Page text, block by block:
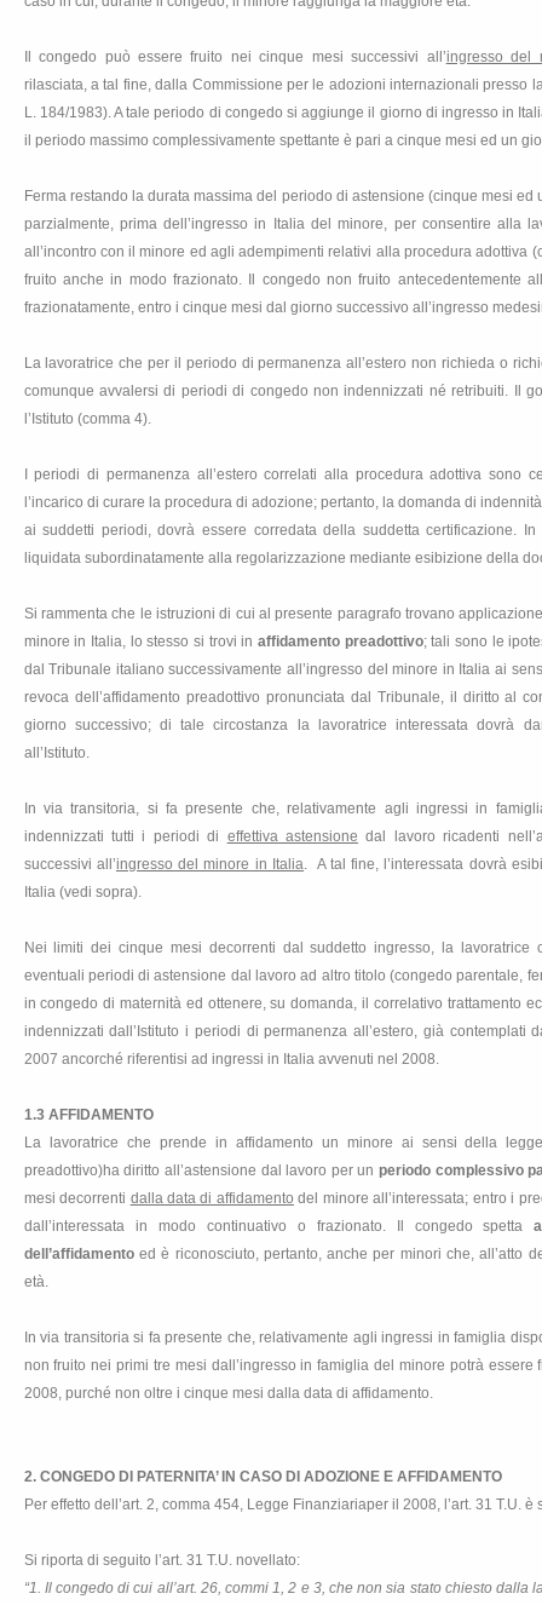
Il congedo può essere fruito nei cinque mesi successivi all’ingresso del
rilasciata, a tal fine, dalla Commissione per le adozioni internazionali presso
L. 184/1983). A tale periodo di congedo si aggiunge il giorno di ingresso in
il periodo massimo complessivamente spettante è pari a cinque mesi ed un
Ferma restando la durata massima del periodo di astensione (cinque mesi
parzialmente, prima dell’ingresso in Italia del minore, per consentire alla
all’incontro con il minore ed agli adempimenti relativi alla procedura adottiva
fruito anche in modo frazionato. Il congedo non fruito antecedentemente
frazionatamente, entro i cinque mesi dal giorno successivo all’ingresso
La lavoratrice che per il periodo di permanenza all’estero non richieda o
comunque avvalersi di periodi di congedo non indennizzati né retribuiti. Il
l’Istituto (comma 4).
I periodi di permanenza all’estero correlati alla procedura adottiva sono
l’incarico di curare la procedura di adozione; pertanto, la domanda di
ai suddetti periodi, dovrà essere corredata della suddetta certificazione.
liquidata subordinatamente alla regolarizzazione mediante esibizione della
Si rammenta che le istruzioni di cui al presente paragrafo trovano
minore in Italia, lo stesso si trovi in affidamento preadottivo; tali sono le
dal Tribunale italiano successivamente all’ingresso del minore in Italia ai
revoca dell’affidamento preadottivo pronunciata dal Tribunale, il diritto al
giorno successivo; di tale circostanza la lavoratrice interessata dovrà
all’Istituto.
In via transitoria, si fa presente che, relativamente agli ingressi in
indennizzati tutti i periodi di effettiva astensione dal lavoro ricadenti
successivi all’ingresso del minore in Italia. A tal fine, l’interessata dovrà
Italia (vedi sopra).
Nei limiti dei cinque mesi decorrenti dal suddetto ingresso, la
eventuali periodi di astensione dal lavoro ad altro titolo (congedo parentale,
in congedo di maternità ed ottenere, su domanda, il correlativo trattamento
indennizzati dall’Istituto i periodi di permanenza all’estero, già contemplati
2007 ancorché riferentisi ad ingressi in Italia avvenuti nel 2008.
1.3 AFFIDAMENTO
La lavoratrice che prende in affidamento un minore ai sensi della
preadottivo)ha diritto all’astensione dal lavoro per unperiodo complessivo
mesi decorrenti dalla data di affidamento del minore all’interessata; entro i
dall’interessata in modo continuativo o frazionato. Il congedo spetta
dell’affidamentoed è riconosciuto, pertanto, anche per minori che, all’atto
età.
In via transitoria si fa presente che, relativamente agli ingressi in famiglia
non fruito nei primi tre mesi dall’ingresso in famiglia del minore potrà essere
2008, purché non oltre i cinque mesi dalla data di affidamento.
2. CONGEDO DI PATERNITA’ IN CASO DI ADOZIONE E AFFIDAMENTO
Per effetto dell’art. 2, comma 454, Legge Finanziariaper il 2008, l’art. 31 T.U. è
Si riporta di seguito l’art. 31 T.U. novellato:
“1. Il congedo di cui all’art. 26, commi 1, 2 e 3, che non sia stato chiesto